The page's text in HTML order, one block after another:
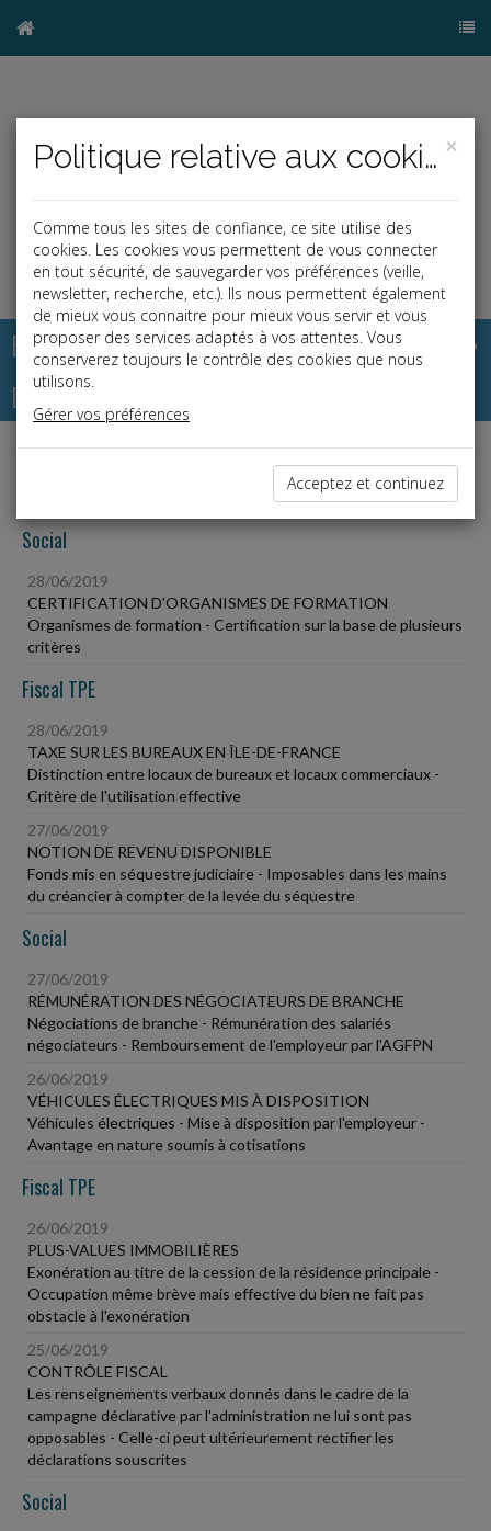
Base documentaire
Dépêches
Liste des dernières dépêches
Social
28/06/2019
CERTIFICATION D'ORGANISMES DE FORMATION
Organismes de formation - Certification sur la base de plusieurs
critères
Fiscal TPE
28/06/2019
TAXE SUR LES BUREAUX EN ÎLE-DE-FRANCE
Distinction entre locaux de bureaux et locaux commerciaux -
Critère de l'utilisation effective
27/06/2019
NOTION DE REVENU DISPONIBLE
Fonds mis en séquestre judiciaire - Imposables dans les mains
du créancier à compter de la levée du séquestre
Social
27/06/2019
RÉMUNÉRATION DES NÉGOCIATEURS DE BRANCHE
Négociations de branche - Rémunération des salariés
négociateurs - Remboursement de l'employeur par l'AGFPN
26/06/2019
VÉHICULES ÉLECTRIQUES MIS À DISPOSITION
Véhicules électriques - Mise à disposition par l'employeur -
Avantage en nature soumis à cotisations
Fiscal TPE
26/06/2019
PLUS-VALUES IMMOBILIÈRES
Exonération au titre de la cession de la résidence principale -
Occupation même brève mais effective du bien ne fait pas
obstacle à l'exonération
25/06/2019
CONTRÔLE FISCAL
Les renseignements verbaux donnés dans le cadre de la
campagne déclarative par l'administration ne lui sont pas
opposables - Celle-ci peut ultérieurement rectifier les
déclarations souscrites
Social
×
Politique relative aux cookies
Comme tous les sites de confiance, ce site utilise des
cookies. Les cookies vous permettent de vous connecter
en tout sécurité, de sauvegarder vos préférences (veille,
newsletter, recherche, etc.). Ils nous permettent également
de mieux vous connaitre pour mieux vous servir et vous
proposer des services adaptés à vos attentes. Vous
conserverez toujours le contrôle des cookies que nous
utilisons.
Gérer vos préférences
Acceptez et continuez